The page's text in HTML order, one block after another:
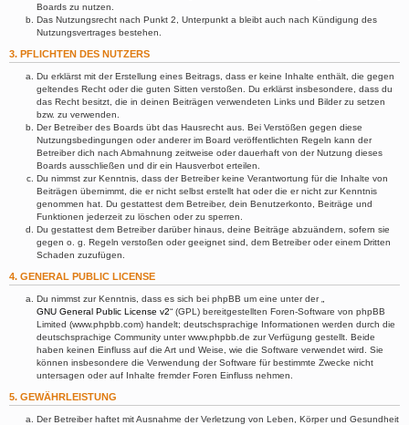
Boards zu nutzen.
Das Nutzungsrecht nach Punkt 2, Unterpunkt a bleibt auch nach Kündigung des
Nutzungsvertrages bestehen.
3. PFLICHTEN DES NUTZERS
Du erklärst mit der Erstellung eines Beitrags, dass er keine Inhalte enthält, die gegen
geltendes Recht oder die guten Sitten verstoßen. Du erklärst insbesondere, dass du
das Recht besitzt, die in deinen Beiträgen verwendeten Links und Bilder zu setzen
bzw. zu verwenden.
Der Betreiber des Boards übt das Hausrecht aus. Bei Verstößen gegen diese
Nutzungsbedingungen oder anderer im Board veröffentlichten Regeln kann der
Betreiber dich nach Abmahnung zeitweise oder dauerhaft von der Nutzung dieses
Boards ausschließen und dir ein Hausverbot erteilen.
Du nimmst zur Kenntnis, dass der Betreiber keine Verantwortung für die Inhalte von
Beiträgen übernimmt, die er nicht selbst erstellt hat oder die er nicht zur Kenntnis
genommen hat. Du gestattest dem Betreiber, dein Benutzerkonto, Beiträge und
Funktionen jederzeit zu löschen oder zu sperren.
Du gestattest dem Betreiber darüber hinaus, deine Beiträge abzuändern, sofern sie
gegen o. g. Regeln verstoßen oder geeignet sind, dem Betreiber oder einem Dritten
Schaden zuzufügen.
4. GENERAL PUBLIC LICENSE
Du nimmst zur Kenntnis, dass es sich bei phpBB um eine unter der „
GNU General Public License v2“ (GPL) bereitgestellten Foren-Software von phpBB
Limited (www.phpbb.com) handelt; deutschsprachige Informationen werden durch die
deutschsprachige Community unter www.phpbb.de zur Verfügung gestellt. Beide
haben keinen Einfluss auf die Art und Weise, wie die Software verwendet wird. Sie
können insbesondere die Verwendung der Software für bestimmte Zwecke nicht
untersagen oder auf Inhalte fremder Foren Einfluss nehmen.
5. GEWÄHRLEISTUNG
Der Betreiber haftet mit Ausnahme der Verletzung von Leben, Körper und Gesundheit